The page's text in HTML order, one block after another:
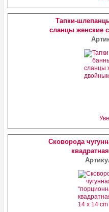
Тапки-
сланцы женские
Сковорода